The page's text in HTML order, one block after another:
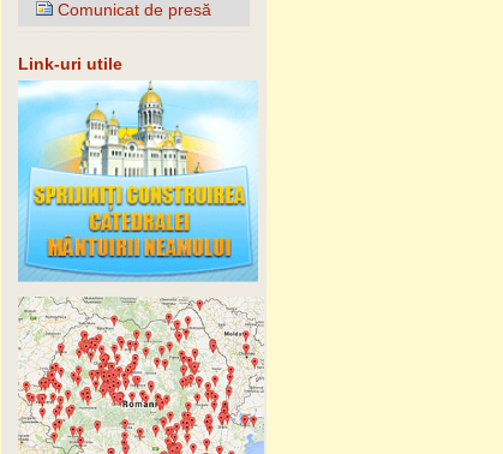
Comunicat de presă
Link-uri utile